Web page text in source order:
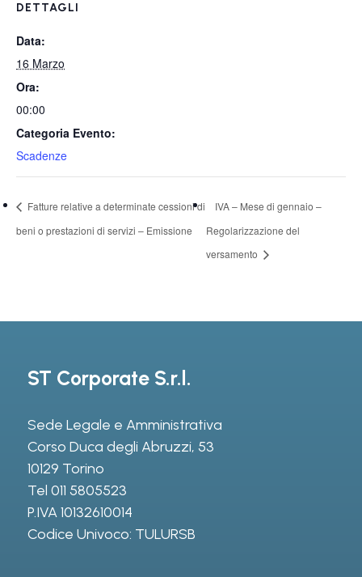
DETTAGLI
Data:
16 Marzo
Ora:
00:00
Categoria Evento:
Scadenze
Fatture relative a determinate cessioni di
beni o prestazioni di servizi – Emissione
IVA – Mese di gennaio –
Regolarizzazione del
versamento
ST Corporate S.r.l.
Sede Legale e Amministrativa
Corso Duca degli Abruzzi, 53
10129 Torino
Tel 011 5805523
P.IVA 10132610014
Codice Univoco: TULURSB